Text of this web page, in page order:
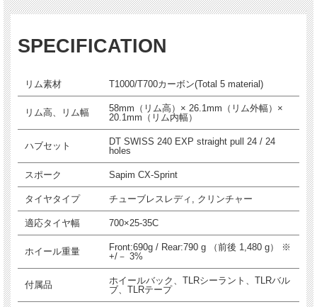
とって最高の武器。チューブレスレディで転がり抵抗も少なく、週末や試合でのパ
SPECIFICATION
リム素材 T1000/T700カーボン(Total 5 material)
リム高、リム幅
58mm（リム高）× 26.1mm（リム外幅）×
20.1mm（リム内幅）
ハブセット
DT SWISS 240 EXP straight pull 24 / 24
holes
スポーク Sapim CX-Sprint
タイヤタイプ チューブレスレディ, クリンチャー
適応タイヤ幅 700×25-35C
ホイール重量
Front:690g / Rear:790 g （前後 1,480 g） ※
+/－ 3%
付属品
ホイールバック、TLRシーラント、TLRバル
ブ、TLRテープ